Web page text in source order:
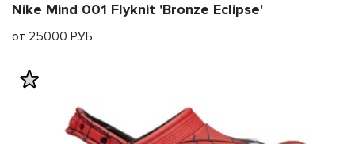
Nike Mind 001 Flyknit 'Bronze Eclipse'
от 25000 РУБ